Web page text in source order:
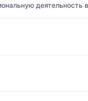
деятельность